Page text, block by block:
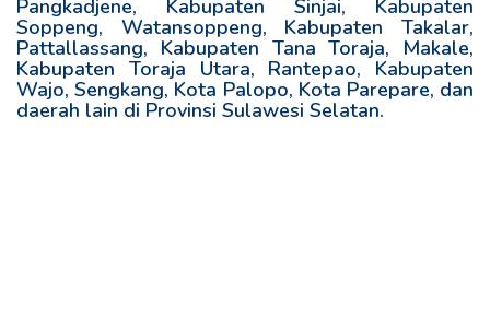
Pangkadjene, Kabupaten Sinjai, Kabupaten
Soppeng, Watansoppeng, Kabupaten Takalar,
Pattallassang, Kabupaten Tana Toraja, Makale,
Kabupaten Toraja Utara, Rantepao, Kabupaten
Wajo, Sengkang, Kota Palopo, Kota Parepare, dan
daerah lain di Provinsi Sulawesi Selatan.